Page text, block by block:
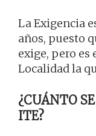
La Exigencia
años, puesto
exige, pero
Localidad la
¿CUÁNTO
ITE?